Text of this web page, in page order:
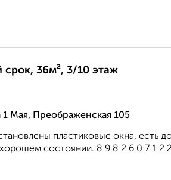
срок, 36м², 3/10 этаж
Мая, Преображенская 105
пластиковые окна, есть
состоянии. 8 9 8 2 6 0 7 1 2